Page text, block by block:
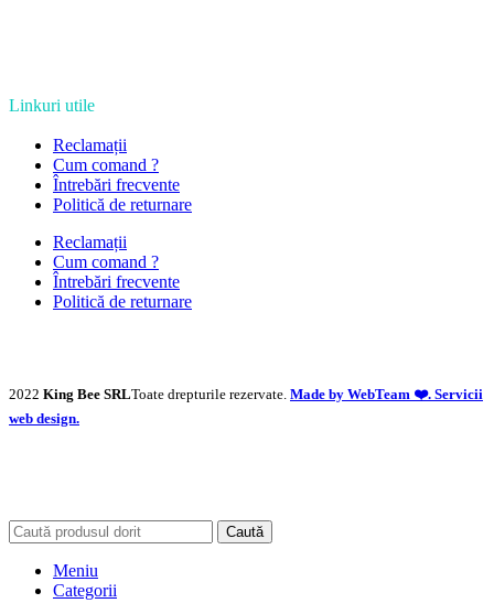
Linkuri utile
Reclamații
Cum comand ?
Întrebări frecvente
Politică de returnare
Reclamații
Cum comand ?
Întrebări frecvente
Politică de returnare
2022 King Bee SRLToate drepturile rezervate. Made by WebTeam ❤️. Servicii
web design.
Caută
Meniu
Categorii